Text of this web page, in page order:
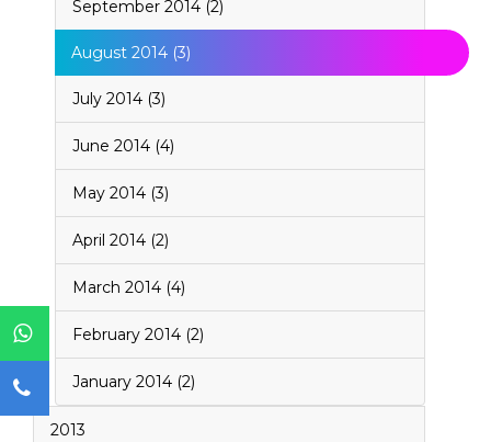
September 2014 (2)
August 2014 (3)
July 2014 (3)
June 2014 (4)
May 2014 (3)
April 2014 (2)
March 2014 (4)
February 2014 (2)
January 2014 (2)
2013